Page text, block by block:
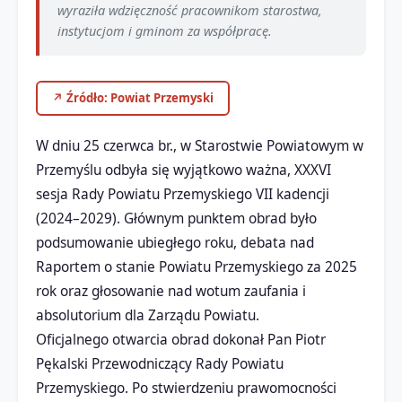
wyraziła wdzięczność pracownikom starostwa,
instytucjom i gminom za współpracę.
↗ Źródło: Powiat Przemyski
W dniu 25 czerwca br., w Starostwie Powiatowym w
Przemyślu odbyła się wyjątkowo ważna, XXXVI
sesja Rady Powiatu Przemyskiego VII kadencji
(2024–2029). Głównym punktem obrad było
podsumowanie ubiegłego roku, debata nad
Raportem o stanie Powiatu Przemyskiego za 2025
rok oraz głosowanie nad wotum zaufania i
absolutorium dla Zarządu Powiatu.
Oficjalnego otwarcia obrad dokonał Pan Piotr
Pękalski Przewodniczący Rady Powiatu
Przemyskiego. Po stwierdzeniu prawomocności